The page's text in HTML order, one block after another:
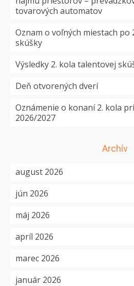
tovarových automatov
Oznam o voľných miestach po
skúšky
Výsledky 2. kola talentovej
Deň otvorených dverí
Oznámenie o konaní 2. kola
2026/2027
Archív
august 2026
jún 2026
máj 2026
apríl 2026
marec 2026
január 2026